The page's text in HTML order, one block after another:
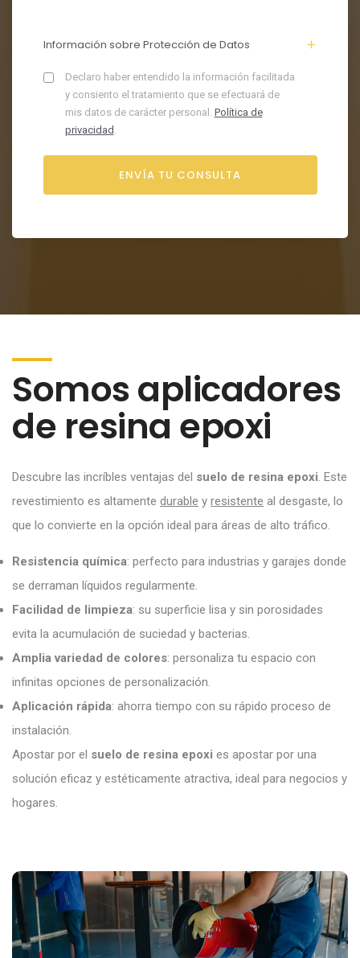
Información sobre Protección de Datos
Declaro haber entendido la información facilitada
y consiento el tratamiento que se efectuará de
mis datos de carácter personal. Política de
privacidad .
Somos aplicadores
de resina epoxi
Descubre las incríbles ventajas del suelo de resina epoxi. Este
revestimiento es altamente durable y resistente al desgaste, lo
que lo convierte en la opción ideal para áreas de alto tráfico.
Resistencia química: perfecto para industrias y garajes donde
se derraman líquidos regularmente.
Facilidad de limpieza: su superficie lisa y sin porosidades
evita la acumulación de suciedad y bacterias.
Amplia variedad de colores: personaliza tu espacio con
infinitas opciones de personalización.
Aplicación rápida: ahorra tiempo con su rápido proceso de
instalación.
Apostar por el suelo de resina epoxi es apostar por una
solución eficaz y estéticamente atractiva, ideal para negocios y
hogares.